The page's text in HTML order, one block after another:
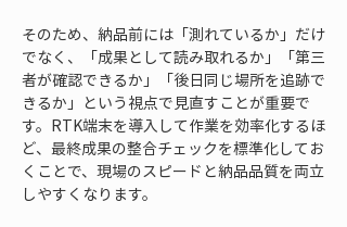
そのため、納品前には「測れているか」だけ
でなく、「成果として読み取れるか」「第三
者が確認できるか」「後日同じ場所を追跡で
きるか」という視点で見直すことが重要で
す。RTK端末を導入して作業を効率化するほ
ど、最終成果の整合チェックを標準化してお
くことで、現場のスピードと納品品質を両立
しやすくなります。